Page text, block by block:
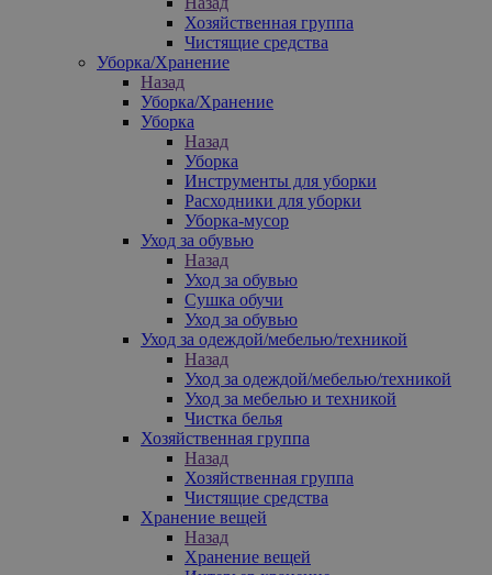
Хозяйственная группа
Чистящие средства
Уборка/Хранение
Назад
Уборка/Хранение
Уборка
Назад
Уборка
Инструменты для уборки
Расходники для уборки
Уборка-мусор
Уход за обувью
Назад
Уход за обувью
Сушка обучи
Уход за обувью
Уход за одеждой/мебелью/техникой
Назад
Уход за одеждой/мебелью/техникой
Уход за мебелью и техникой
Чистка белья
Хозяйственная группа
Назад
Хозяйственная группа
Чистящие средства
Хранение вещей
Назад
Хранение вещей